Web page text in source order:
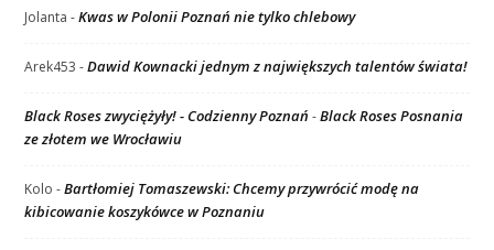
Jolanta -Kwas w Polonii Poznań nie tylko chlebowy
Arek453 -Dawid Kownacki jednym z największych talentów świata!
Black Roses zwyciężyły! - Codzienny Poznań -Black Roses Posnania
ze złotem we Wrocławiu
Kolo -Bartłomiej Tomaszewski: Chcemy przywrócić modę na
kibicowanie koszykówce w Poznaniu